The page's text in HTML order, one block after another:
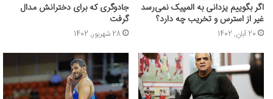
اگر بگوییم یزدانی به المپیک نمی‌رسد
غیر از استرس و تخریب چه دارد؟
20 آبان, 1402
جادوگری که برای دخترانش مدال
گرفت
28 شهریور, 1402